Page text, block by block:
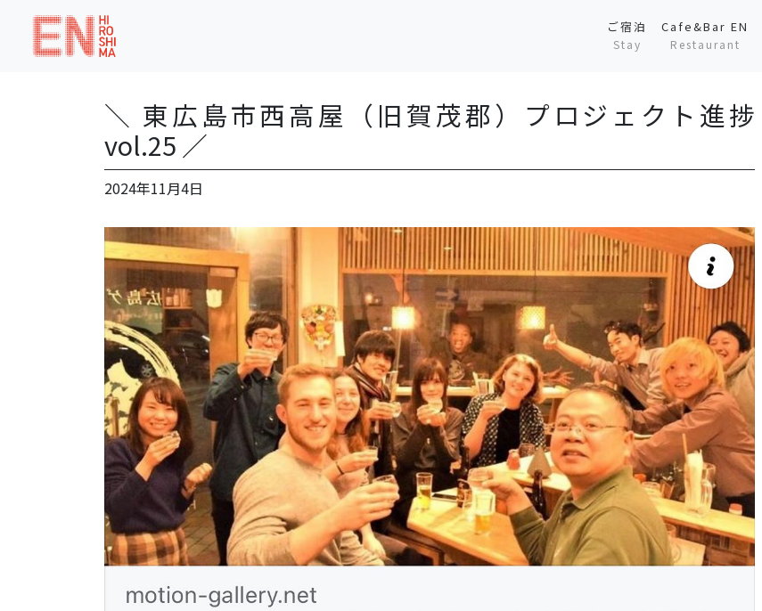
ご宿泊
Stay
Cafe&Bar EN
Restaurant
＼ 東広島市西高屋（旧賀茂郡）プロジェクト進捗
vol.25 ／
2024年11月4日